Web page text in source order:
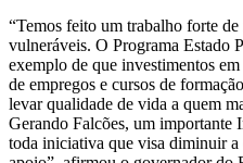
“Temos feito um trabalho forte
vulneráveis. O Programa Estado
exemplo de que investimentos
de empregos e cursos de
levar qualidade de vida a quem
Gerando Falcões, um importante
toda iniciativa que visa diminuir a